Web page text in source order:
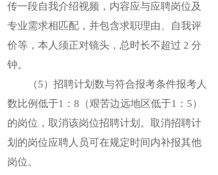
传一段自我介绍视频，内容应与应聘岗位及
专业需求相匹配，并包含求职理由、自我评
价等，本人须正对镜头，总时长不超过 2 分
钟。
（5）招聘计划数与符合报考条件报考人
数比例低于1 ： 8 （艰苦边远地区低于1 ： 5）
的岗位 ， 取消该岗位招聘计划。取消招聘计
划的岗位应聘人员可在规定时间内补报其他
岗位。